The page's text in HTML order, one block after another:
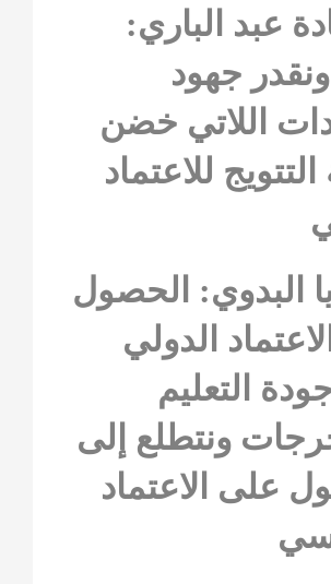
عبد الباري:
جهود
اللاتي خضن
للاعتماد
البدوي: الحصول
الدولي
التعليم
ونتطلع إلى
على الاعتماد